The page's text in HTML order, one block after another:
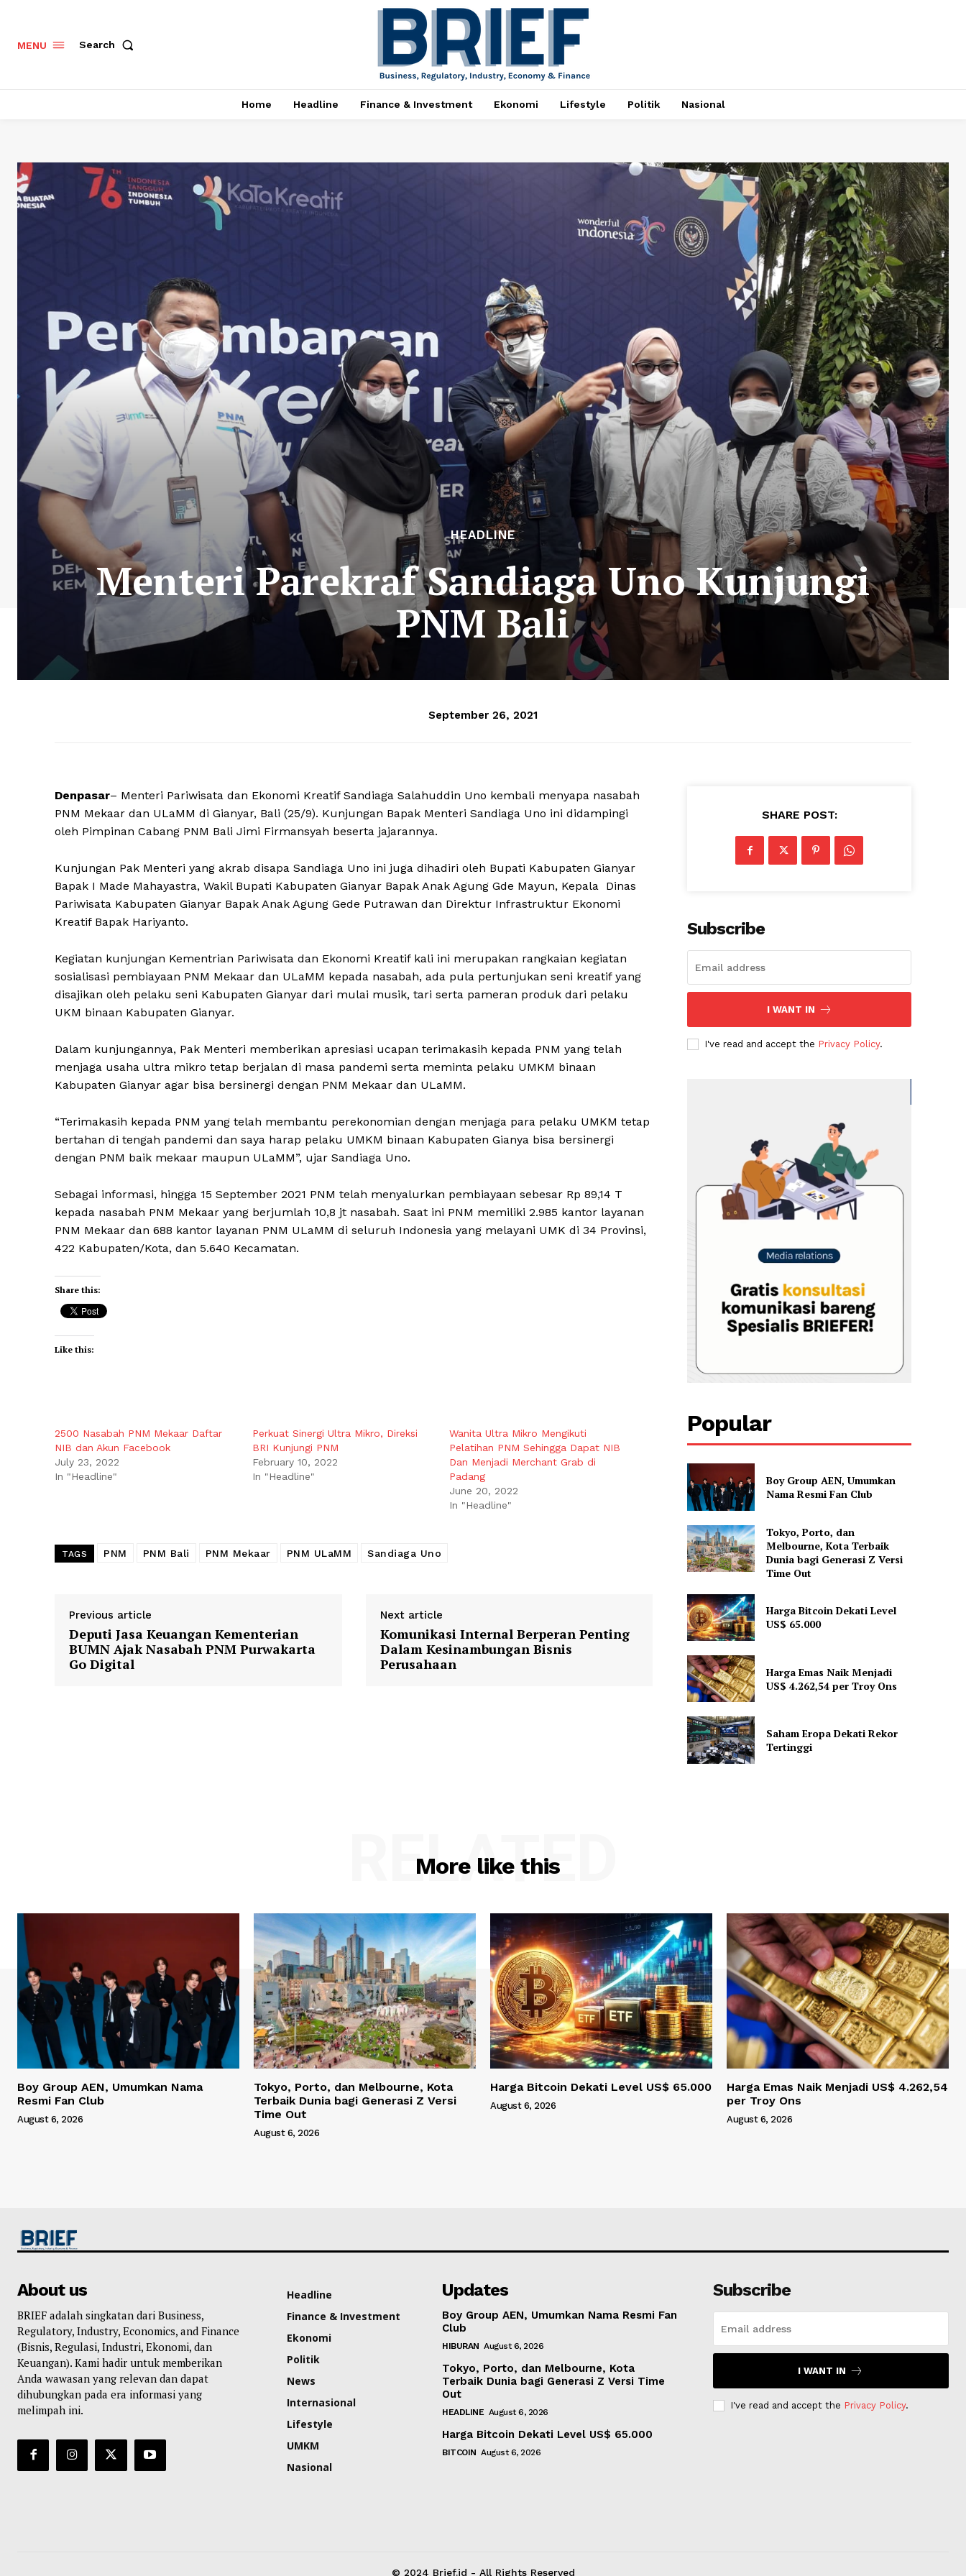
MENU Search
Home Headline Finance & Investment Ekonomi Lifestyle Politik Nasional
HEADLINE
Menteri Parekraf Sandiaga Uno Kunjungi
PNM Bali
September 26, 2021
Denpasar– Menteri Pariwisata dan Ekonomi Kreatif Sandiaga Salahuddin Uno kembali menyapa nasabah
PNM Mekaar dan ULaMM di Gianyar, Bali (25/9). Kunjungan Bapak Menteri Sandiaga Uno ini didampingi
oleh Pimpinan Cabang PNM Bali Jimi Firmansyah beserta jajarannya.
Kunjungan Pak Menteri yang akrab disapa Sandiaga Uno ini juga dihadiri oleh Bupati Kabupaten Gianyar
Bapak I Made Mahayastra, Wakil Bupati Kabupaten Gianyar Bapak Anak Agung Gde Mayun, Kepala Dinas
Pariwisata Kabupaten Gianyar Bapak Anak Agung Gede Putrawan dan Direktur Infrastruktur Ekonomi
Kreatif Bapak Hariyanto.
Kegiatan kunjungan Kementrian Pariwisata dan Ekonomi Kreatif kali ini merupakan rangkaian kegiatan
sosialisasi pembiayaan PNM Mekaar dan ULaMM kepada nasabah, ada pula pertunjukan seni kreatif yang
disajikan oleh pelaku seni Kabupaten Gianyar dari mulai musik, tari serta pameran produk dari pelaku
UKM binaan Kabupaten Gianyar.
Dalam kunjungannya, Pak Menteri memberikan apresiasi ucapan terimakasih kepada PNM yang telah
menjaga usaha ultra mikro tetap berjalan di masa pandemi serta meminta pelaku UMKM binaan
Kabupaten Gianyar agar bisa bersinergi dengan PNM Mekaar dan ULaMM.
“Terimakasih kepada PNM yang telah membantu perekonomian dengan menjaga para pelaku UMKM tetap
bertahan di tengah pandemi dan saya harap pelaku UMKM binaan Kabupaten Gianya bisa bersinergi
dengan PNM baik mekaar maupun ULaMM”, ujar Sandiaga Uno.
Sebagai informasi, hingga 15 September 2021 PNM telah menyalurkan pembiayaan sebesar Rp 89,14 T
kepada nasabah PNM Mekaar yang berjumlah 10,8 jt nasabah. Saat ini PNM memiliki 2.985 kantor layanan
PNM Mekaar dan 688 kantor layanan PNM ULaMM di seluruh Indonesia yang melayani UMK di 34 Provinsi,
422 Kabupaten/Kota, dan 5.640 Kecamatan.
Share this:
Like this:
2500 Nasabah PNM Mekaar Daftar
NIB dan Akun Facebook
July 23, 2022
In "Headline"
Perkuat Sinergi Ultra Mikro, Direksi
BRI Kunjungi PNM
February 10, 2022
In "Headline"
Wanita Ultra Mikro Mengikuti
Pelatihan PNM Sehingga Dapat NIB
Dan Menjadi Merchant Grab di
Padang
June 20, 2022
In "Headline"
TAGS PNM PNM Bali PNM Mekaar PNM ULaMM Sandiaga Uno
Previous article
Deputi Jasa Keuangan Kementerian
BUMN Ajak Nasabah PNM Purwakarta
Go Digital
Next article
Komunikasi Internal Berperan Penting
Dalam Kesinambungan Bisnis
Perusahaan
SHARE POST:
Subscribe
I WANT IN
I've read and accept the Privacy Policy.
Popular
Boy Group AEN, Umumkan
Nama Resmi Fan Club
Tokyo, Porto, dan
Melbourne, Kota Terbaik
Dunia bagi Generasi Z Versi
Time Out
Harga Bitcoin Dekati Level
US$ 65.000
Harga Emas Naik Menjadi
US$ 4.262,54 per Troy Ons
Saham Eropa Dekati Rekor
Tertinggi
More like this
RELATED
Boy Group AEN, Umumkan Nama
Resmi Fan Club
August 6, 2026
Tokyo, Porto, dan Melbourne, Kota
Terbaik Dunia bagi Generasi Z Versi
Time Out
August 6, 2026
Harga Bitcoin Dekati Level US$ 65.000
August 6, 2026
Harga Emas Naik Menjadi US$ 4.262,54
per Troy Ons
August 6, 2026
About us
BRIEF adalah singkatan dari Business,
Regulatory, Industry, Economics, and Finance
(Bisnis, Regulasi, Industri, Ekonomi, dan
Keuangan). Kami hadir untuk memberikan
Anda wawasan yang relevan dan dapat
dihubungkan pada era informasi yang
melimpah ini.
Headline
Finance & Investment
Ekonomi
Politik
News
Internasional
Lifestyle
UMKM
Nasional
Updates
Boy Group AEN, Umumkan Nama Resmi Fan
Club
HIBURAN August 6, 2026
Tokyo, Porto, dan Melbourne, Kota
Terbaik Dunia bagi Generasi Z Versi Time
Out
HEADLINE August 6, 2026
Harga Bitcoin Dekati Level US$ 65.000
BITCOIN August 6, 2026
Subscribe
I WANT IN
I've read and accept the Privacy Policy.
© 2024 Brief.id - All Rights Reserved